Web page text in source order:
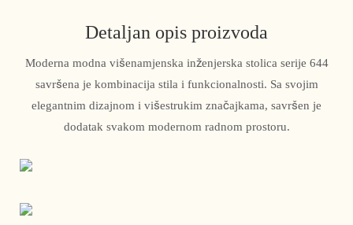
Detaljan opis proizvoda
Moderna modna višenamjenska inženjerska stolica serije 644
savršena je kombinacija stila i funkcionalnosti. Sa svojim
elegantnim dizajnom i višestrukim značajkama, savršen je
dodatak svakom modernom radnom prostoru.